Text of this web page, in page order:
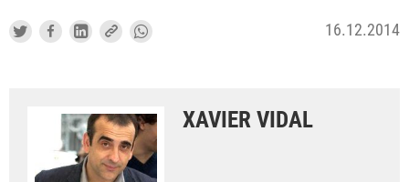
16.12.2014
XAVIER VIDAL